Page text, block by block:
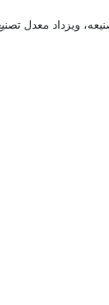
ويزداد معدل